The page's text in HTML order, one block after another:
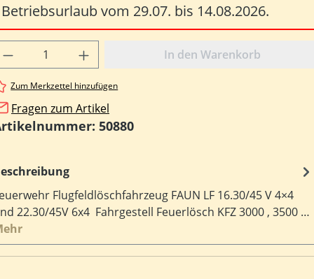
Betriebsurlaub vom 29.07. bis 14.08.2026.
Anzahl: Gib den gewünschten
In den Warenkorb
Zum Merkzettel hinzufügen
Fragen zum Artikel
50880
Flugfeldlöschfahrzeug FAUN LF 16.30/45 V 4×4
22.30/45V 6x4 Fahrgestell Feuerlösch KFZ 3000 , 3500 …